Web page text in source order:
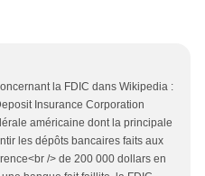
la FDIC dans Wikipedia :
Insurance Corporation
américaine dont la principale
les dépôts bancaires faits aux
/> de 200 000 dollars en